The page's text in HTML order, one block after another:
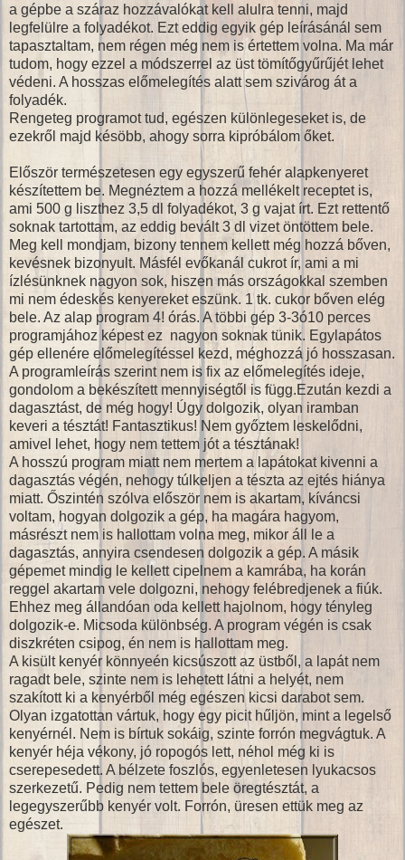
a gépbe a száraz hozzávalókat kell alulra tenni, majd
legfelülre a folyadékot. Ezt eddig egyik gép leírásánál sem
tapasztaltam, nem régen még nem is értettem volna. Ma már
tudom, hogy ezzel a módszerrel az üst tömítőgyűrűjét lehet
védeni. A hosszas előmelegítés alatt sem szivárog át a
folyadék.
Rengeteg programot tud, egészen különlegeseket is, de
ezekről majd késöbb, ahogy sorra kipróbálom őket.
Először természetesen egy egyszerű fehér alapkenyeret
készítettem be. Megnéztem a hozzá mellékelt receptet is,
ami 500 g liszthez 3,5 dl folyadékot, 3 g vajat írt. Ezt rettentő
soknak tartottam, az eddig bevált 3 dl vizet öntöttem bele.
Meg kell mondjam, bizony tennem kellett még hozzá bőven,
kevésnek bizonyult. Másfél evőkanál cukrot ír, ami a mi
ízlésünknek nagyon sok, hiszen más országokkal szemben
mi nem édeskés kenyereket eszünk. 1 tk. cukor bőven elég
bele. Az alap program 4! órás. A többi gép 3-3ó10 perces
programjához képest ez nagyon soknak tünik. Egylapátos
gép ellenére előmelegítéssel kezd, méghozzá jó hosszasan.
A programleírás szerint nem is fix az előmelegítés ideje,
gondolom a bekészített mennyiségtől is függ.Ezután kezdi a
dagasztást, de még hogy! Úgy dolgozik, olyan iramban
keveri a tésztát! Fantasztikus! Nem győztem leskelődni,
amivel lehet, hogy nem tettem jót a tésztának!
A hosszú program miatt nem mertem a lapátokat kivenni a
dagasztás végén, nehogy túlkeljen a tészta az ejtés hiánya
miatt. Őszintén szólva először nem is akartam, kíváncsi
voltam, hogyan dolgozik a gép, ha magára hagyom,
másrészt nem is hallottam volna meg, mikor áll le a
dagasztás, annyira csendesen dolgozik a gép. A másik
gépemet mindig le kellett cipelnem a kamrába, ha korán
reggel akartam vele dolgozni, nehogy felébredjenek a fiúk.
Ehhez meg állandóan oda kellett hajolnom, hogy tényleg
dolgozik-e. Micsoda különbség. A program végén is csak
diszkréten csipog, én nem is hallottam meg.
A kisült kenyér könnyeén kicsúszott az üstből, a lapát nem
ragadt bele, szinte nem is lehetett látni a helyét, nem
szakított ki a kenyérből még egészen kicsi darabot sem.
Olyan izgatottan vártuk, hogy egy picit hűljön, mint a legelső
kenyérnél. Nem is bírtuk sokáig, szinte forrón megvágtuk. A
kenyér héja vékony, jó ropogós lett, néhol még ki is
cserepesedett. A bélzete foszlós, egyenletesen lyukacsos
szerkezetű. Pedig nem tettem bele öregtésztát, a
legegyszerűbb kenyér volt. Forrón, üresen ettük meg az
egészet.